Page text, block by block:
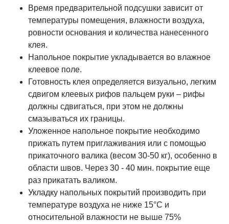
Время предварительной подсушки зависит от
температуры помещения, влажности воздуха,
ровности основания и количества нанесенного
клея.
Напольное покрытие укладывается во влажное
клеевое поле.
Готовность клея определяется визуально, легким
сдвигом клеевых рифов пальцем руки – рифы
должны сдвигаться, при этом не должны
смазываться их границы.
Уложенное напольное покрытие необходимо
прижать путем приглаживания или с помощью
прикаточного валика (весом 30-50 кг), особенно в
области швов. Через 30 - 40 мин. покрытие еще
раз прикатать валиком.
Укладку напольных покрытий производить при
температуре воздуха не ниже 15°С и
относительной влажности не выше 75%